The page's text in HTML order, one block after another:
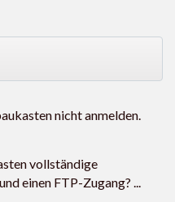
nicht anmelden.
vollständige
einen FTP-Zugang? ...